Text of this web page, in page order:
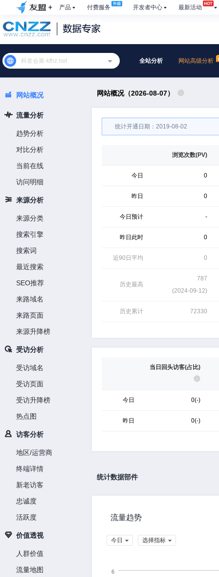
产品 付费服务 开发者中心 最新活动
科发会展-kfhz.net 全站分析 网站高级分析
网站概况
流量分析
趋势分析
对比分析
当前在线
访问明细
来源分析
来源分类
搜索引擎
搜索词
最近搜索
SEO推荐
来路域名
来路页面
来源升降榜
受访分析
受访域名
受访页面
受访升降榜
热点图
访客分析
地区/运营商
终端详情
新老访客
忠诚度
活跃度
价值透视
人群价值
流量地图
网站概况（2026-08-07）
统计开通日期：2019-08-02
浏览次数(PV)
今日 0
昨日 0
今日预计 -
昨日此时 0
近90日平均 0
历史最高
787
(2024-09-12)
历史累计 72330
当日回头访客(占比)
今日 0(-)
昨日 0(-)
统计数据部件
流量趋势
今日 选择指标
6